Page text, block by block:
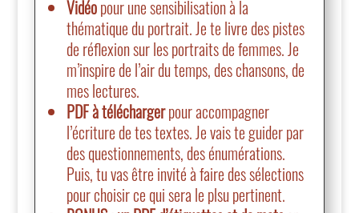
Vidéopour une sensibilisation à la
thématique du portrait. Je te livre des pistes
de réflexion sur les portraits de femmes. Je
m’inspire de l’air du temps, des chansons, de
mes lectures.
PDF à téléchargerpour accompagner
l’écriture de tes textes. Je vais te guider par
des questionnements, des énumérations.
Puis, tu vas être invité à faire des sélections
pour choisir ce qui sera le plsu pertinent.